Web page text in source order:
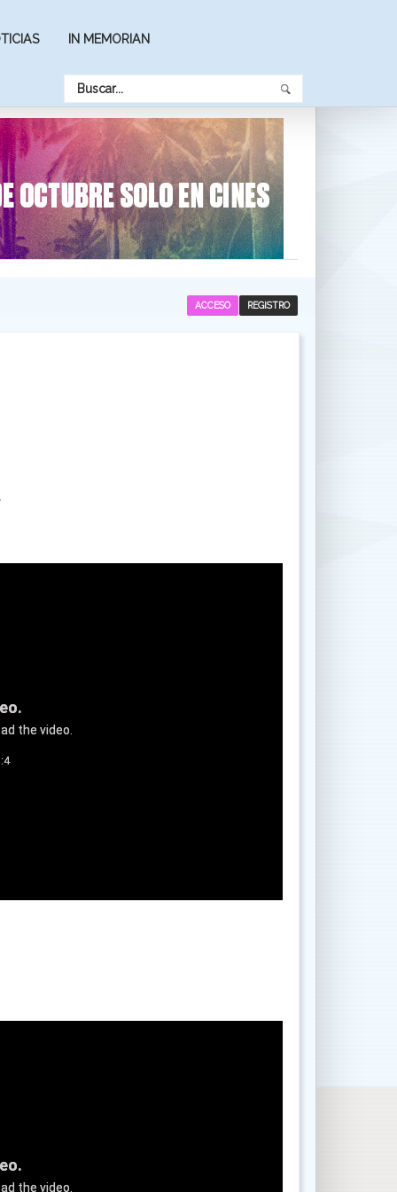
IN MEMORIAN
REGISTRO
ACCESO
the video.
the video.